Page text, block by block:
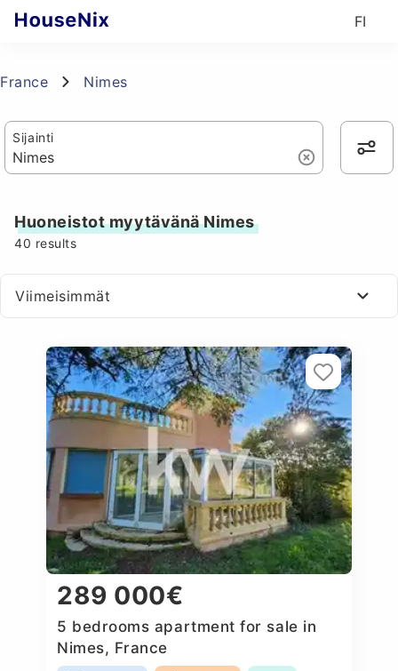
FI
France Nimes
Sijainti
Huoneistot myytävänä Nimes
40 results
Viimeisimmät
289 000€
5 bedrooms apartment for sale in
Nimes, France